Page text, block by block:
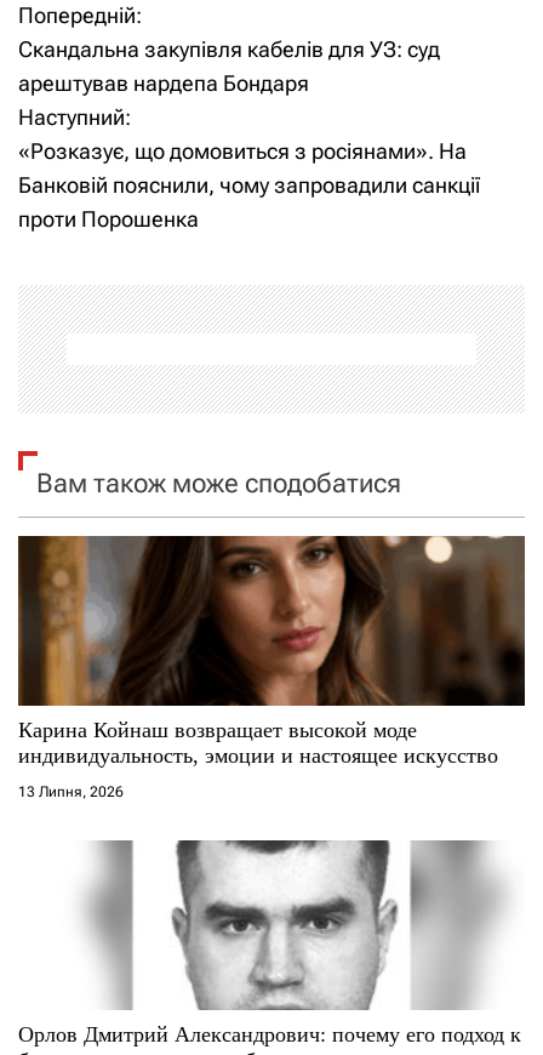
Н
а
в
і
г
а
ц
і
а
п
с
і
в
Попередній:
Скандальна закупівля кабелів для УЗ: суд
арештував нардепа Бондаря
Наступний:
«Розказує, що домовиться з росіянами». На
Банковій пояснили, чому запровадили санкції
проти Порошенка
Вам також може сподобатися
Карина Койнаш возвращает высокой моде
индивидуальность, эмоции и настоящее искусство
13 Липня, 2026
Орлов Дмитрий Александрович: почему его подход к